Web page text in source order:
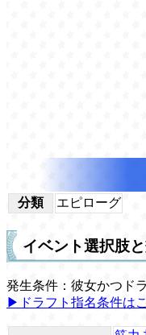
分類 エピローグ
イベント選択肢
発生条件：彼女かつド
▶ドラフト指名条件は